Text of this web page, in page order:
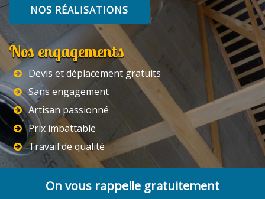
NOS RÉALISATIONS
Nos engagements
Devis et déplacement gratuits
Sans engagement
Artisan passionné
Prix imbattable
Travail de qualité
On vous rappelle gratuitement